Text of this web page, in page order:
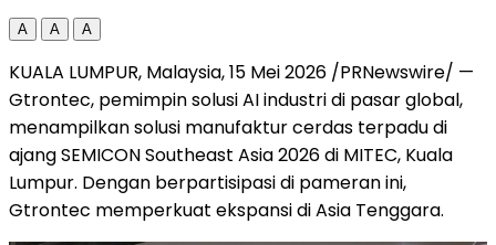
A A A
KUALA LUMPUR, Malaysia, 15 Mei 2026 /PRNewswire/ —
Gtrontec, pemimpin solusi AI industri di pasar global,
menampilkan solusi manufaktur cerdas terpadu di
ajang SEMICON Southeast Asia 2026 di MITEC, Kuala
Lumpur. Dengan berpartisipasi di pameran ini,
Gtrontec memperkuat ekspansi di Asia Tenggara.